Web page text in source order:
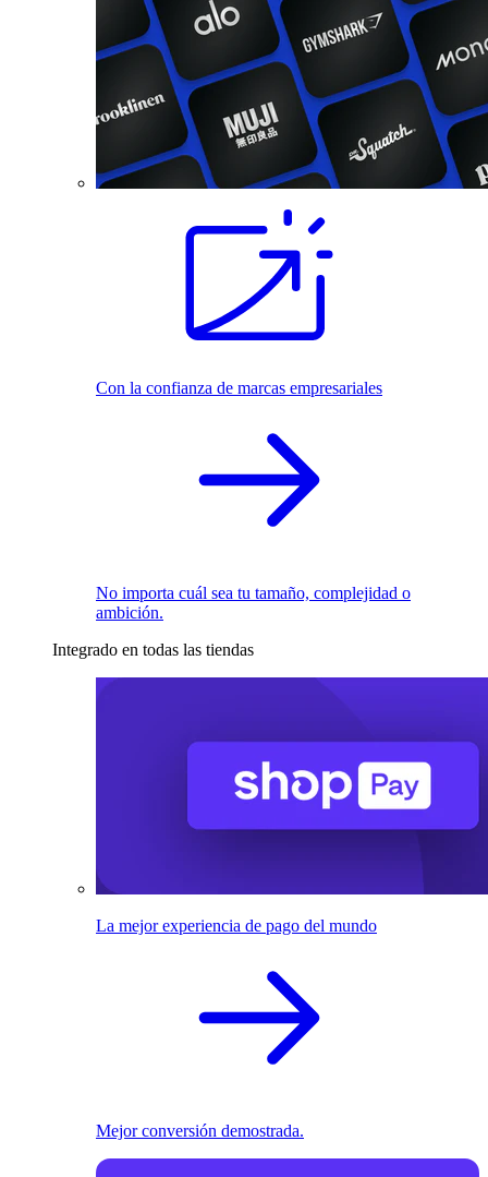
Con la confianza de marcas empresariales
No importa cuál sea tu tamaño, complejidad o
ambición.
Integrado en todas las tiendas
La mejor experiencia de pago del mundo
Mejor conversión demostrada.